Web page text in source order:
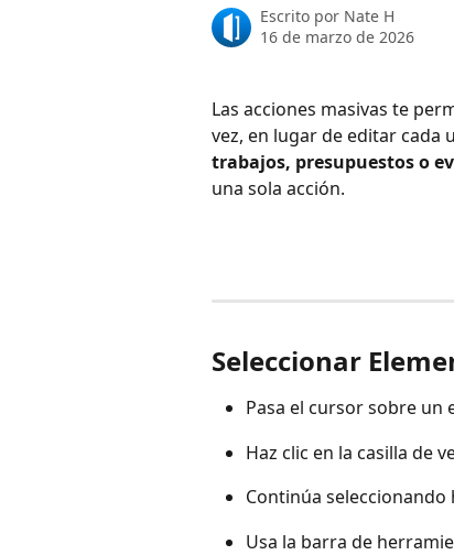
Escrito por Nate H
16 de marzo de 2026
Las acciones masivas te
vez, en lugar de editar cada
trabajos, presupuestos o
una sola acción.
Seleccionar
Pasa el cursor sobre un
Haz clic en la casilla de
Continúa seleccionando
Usa la barra de